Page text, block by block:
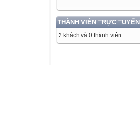
THÀNH VIÊN TRỰC TUYẾN
2 khách và 0 thành viên